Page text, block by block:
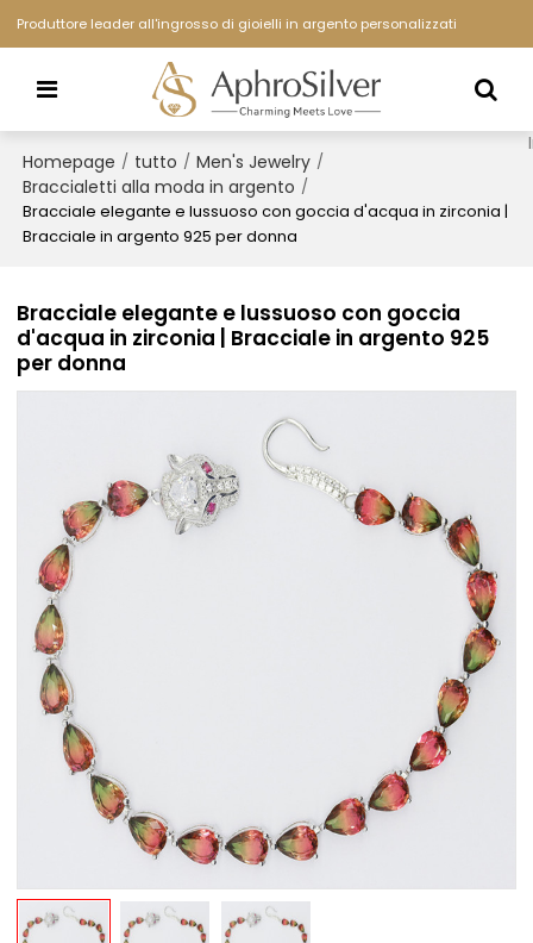
Produttore leader all'ingrosso di gioielli in argento personalizzati
Homepage / tutto / Men's Jewelry /
Braccialetti alla moda in argento /
Bracciale elegante e lussuoso con goccia d'acqua in zirconia |
Bracciale in argento 925 per donna
Bracciale elegante e lussuoso con goccia
d'acqua in zirconia | Bracciale in argento 925
per donna